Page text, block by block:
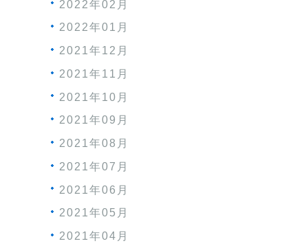
2022年02月
2022年01月
2021年12月
2021年11月
2021年10月
2021年09月
2021年08月
2021年07月
2021年06月
2021年05月
2021年04月